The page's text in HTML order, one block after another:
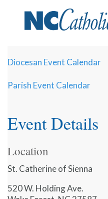
Diocesan Event Calendar
Parish Event Calendar
Event Details
Location
St. Catherine of Sienna
520 W. Holding Ave.